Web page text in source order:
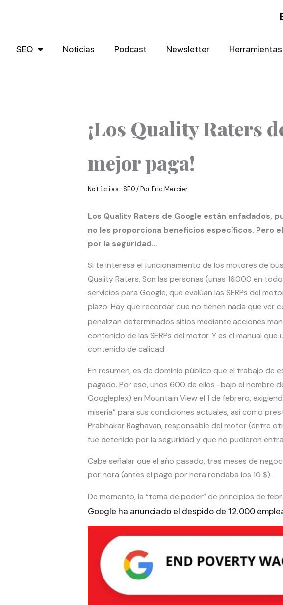
SEO
Noticias Podcast Newsletter Herramientas
¡Los Quality Raters
mejor paga!
Noticias SEO/ PorEric Mercier
Los Quality Raters de Google están enfadados,
no les proporciona beneficios específicos. Pero
por la seguridad…
Si te interesa el funcionamiento de los motores de
Quality Raters. Son las personas (unas 16.000 en
servicios para Google, que evalúan las SERPs del
plazo. Hay que recordar que no tienen nada que ver
penalizan determinados sitios mediante acciones
contenido de las SERPs del motor. Y es el manual
contenido de calidad.
En resumen, es de dominio público que el trabajo de
pagado. Por eso, unos 600 de ellos -bajo el nombre
Googleplex) en Mountain View el 1 de febrero,
miseria” para sus condiciones actuales, así como
Prabhakar Raghavan, responsable del motor (entre
fue detenido por la seguridad y que no pudieron
Cabe señalar que el año pasado, tras meses de
por hora (antes el pago por hora rondaba los 10 $).
De momento, la “toma de poder” de principios de
Google ha anunciado el despido de 12.000